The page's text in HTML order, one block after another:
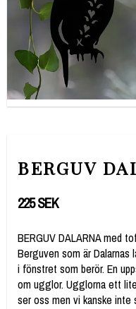
BERGUV
225 SEK
BERGUV DALARNA med
Berguven som är Dalarnas
i fönstret som berör. En
om ugglor. Ugglorna ett
ser oss men vi kanske inte